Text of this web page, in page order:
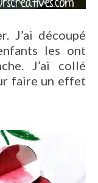
J’ai découpé
les ont
J’ai collé
faire un effet